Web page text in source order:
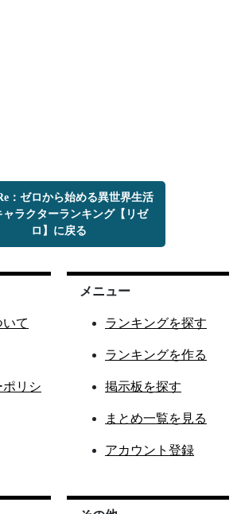
：ゼロから始める異世界生活
ャラクターランキング【リゼ
ロ】に戻る
て
ポリシ
メニュー
ランキングを探す
ランキングを作る
掲示板を探す
まとめ一覧を見る
アカウント登録